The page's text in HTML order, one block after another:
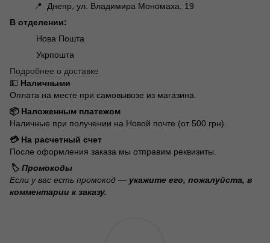
📍 Днепр, ул. Владимира Мономаха, 19
В отделении:
Нова Пошта
Укрпошта
Подробнее о доставке
💵 Наличными
Оплата на месте при самовывозе из магазина.
📦 Наложенным платежом
Наличные при получении на Новой почте (от 500 грн).
💳 На расчетный счет
После оформления заказа мы отправим реквизиты.
🏷️ Промокоды
Если у вас есть промокод — укажите его, пожалуйста, в
комментарии к заказу.